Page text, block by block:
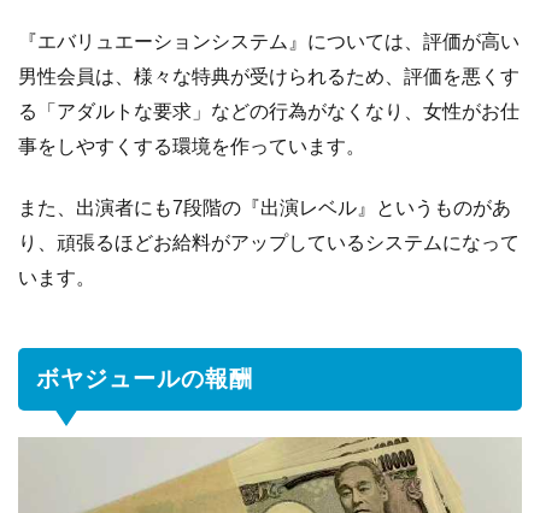
始
ま
で
流
報
い
に
つ
『エバリュエーションシステム』については、評価が高い
男性会員は、様々な特典が受けられるため、評価を悪くす
る「アダルトな要求」などの行為がなくなり、女性がお仕
事をしやすくする環境を作っています。
また、出演者にも7段階の『出演レベル』というものがあ
り、頑張るほどお給料がアップしているシステムになって
います。
ボヤジュールの報酬